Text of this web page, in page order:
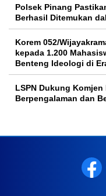
Polsek Pinang
Berhasil Ditemukan
Korem 052/
kepada 1.200
Benteng Ideologi di
LSPN Dukung
Berpengalaman dan